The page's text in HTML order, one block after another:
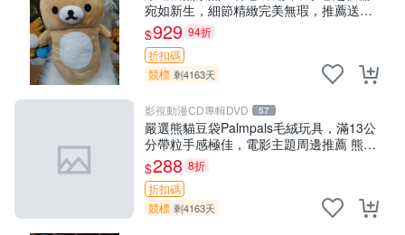
宛如新生，細節精緻完美無瑕，推薦送禮
或珍藏，中古狀態保養得宜。 松熊 素熊
毛絨doll
$929 94折
折扣碼
競標 剩4163天
影視動漫CD專輯DVD 57
嚴選熊貓豆袋Palmpals毛絨玩具，滿13公
分帶粒手感極佳，電影主題周邊推薦 熊貓
Palmpals 毛絨玩具 豆袋 劇場版周邊
$288 8折
折扣碼
競標 剩4163天